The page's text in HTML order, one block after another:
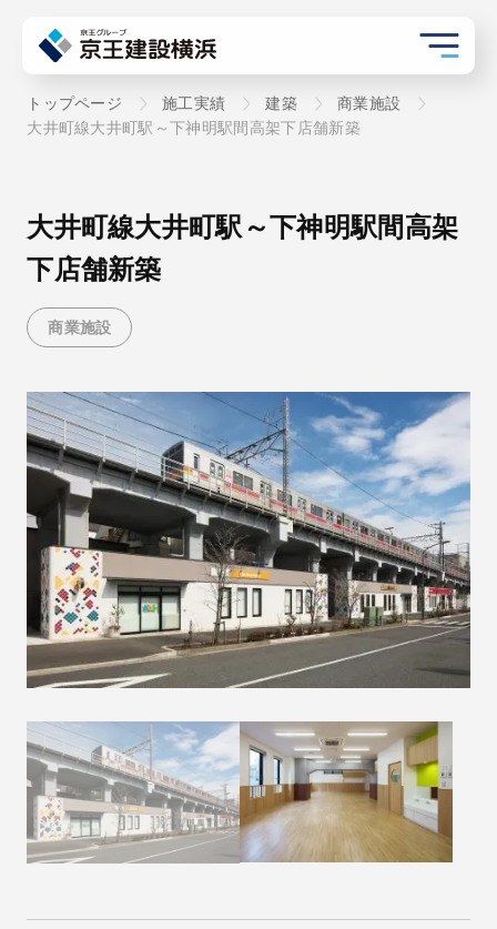
トップページ 施工実績 建築
商業施設
大井町線大井町駅～下神明駅間高架下店舗新築
大井町線大井町駅～下神明駅間高架
下店舗新築
商業施設